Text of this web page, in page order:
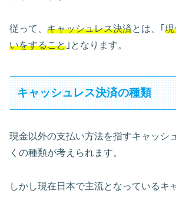
従って、 キャッシュレス決済とは、｢ 現
いをすること ｣となります。
キャッシュレス決済の種類
現金以外の支払い方法を指すキャッシ
くの種類が考えられます。
しかし現在日本で主流となっているキ